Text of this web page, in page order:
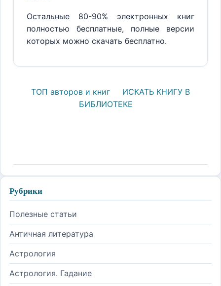
Остальные 80-90% электронных книг
полностью бесплатные, полные версии
которых можно скачать бесплатно.
ТОП авторов и книг
ИСКАТЬ КНИГУ В
БИБЛИОТЕКЕ
Рубрики
Полезные статьи
Античная литература
Астрология
Астрология. Гадание